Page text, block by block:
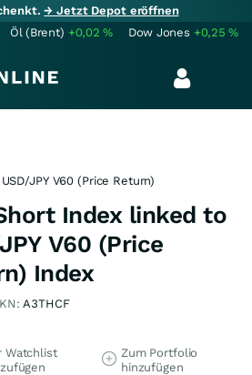
→ Jetzt Depot eröffnen
Öl (Brent) +0,02% Dow Jones +0,25%
JPY V60 (Price Return)
Index linked to
V60 (Price
Index
A3THCF
Watchlist
Zum Portfolio
hinzufügen